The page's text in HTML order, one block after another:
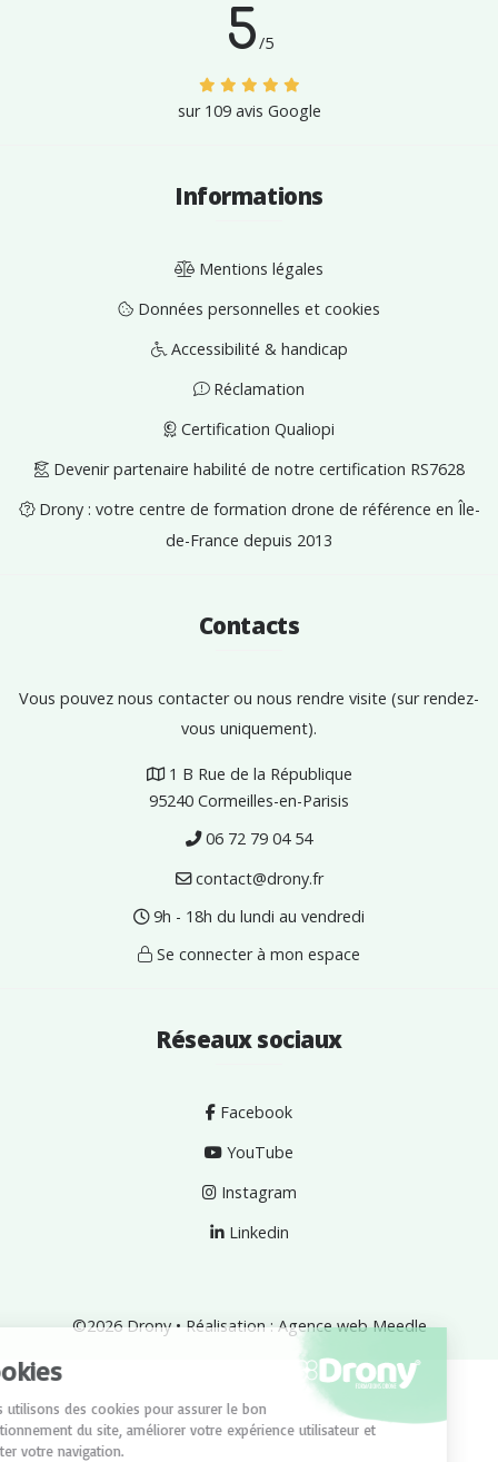
5/5
sur 109avis Google
Informations
Mentions légales
Données personnelles et cookies
Accessibilité & handicap
Réclamation
Certification Qualiopi
Devenir partenaire habilité de notre certification RS7628
Drony : votre centre de formation drone de référence en Île-
de-France depuis 2013
Contacts
Vous pouvez nous contacter ou nous rendre visite (sur rendez-
vous uniquement).
1 B Rue de la République
95240 Cormeilles-en-Parisis
06 72 79 04 54
contact@drony.fr
9h - 18h du lundi au vendredi
Se connecter à mon espace
Réseaux sociaux
Facebook
YouTube
Instagram
Linkedin
©2026Drony•Réalisation : Agence web Meedle
Cookies
Nous utilisons des cookies pour assurer le bon
fonctionnement du site, améliorer votre expérience utilisateur et
faciliter votre navigation.